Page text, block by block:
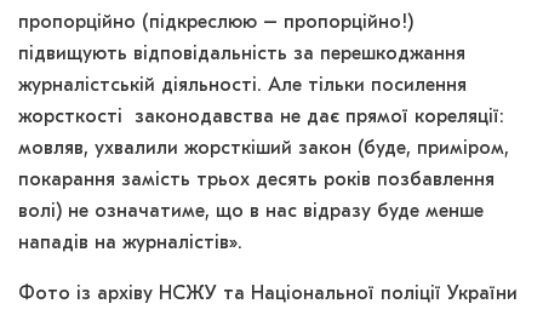
пропорційно (підкреслюю – пропорційно!)
підвищують відповідальність за перешкоджання
журналістській діяльності. Але тільки посилення
жорсткості законодавства не дає прямої кореляції:
мовляв, ухвалили жорсткіший закон (буде, приміром,
покарання замість трьох десять років позбавлення
волі) не означатиме, що в нас відразу буде менше
нападів на журналістів».
Фото із архіву НСЖУ та Національної поліції України